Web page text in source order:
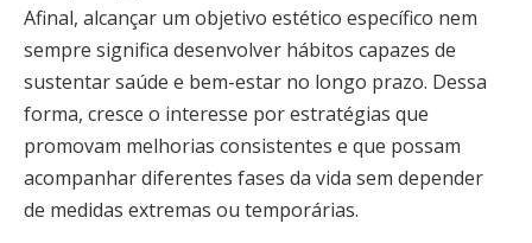
Afinal, alcançar um objetivo estético específico nem
sempre significa desenvolver hábitos capazes de
sustentar saúde e bem-estar no longo prazo. Dessa
forma, cresce o interesse por estratégias que
promovam melhorias consistentes e que possam
acompanhar diferentes fases da vida sem depender
de medidas extremas ou temporárias.